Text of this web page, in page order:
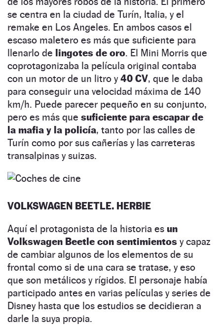
se centra en la ciudad de Turín, Italia, y el
remake en Los Angeles. En ambos casos el
escaso maletero es más que suficiente para
llenarlo de lingotes de oro. El Mini Morris que
coprotagonizaba la película original contaba
con un motor de un litro y40 CV, que le daba
para conseguir una velocidad máxima de 140
km/h. Puede parecer pequeño en su conjunto,
pero es más que suficiente para escapar de
la mafia y la policía, tanto por las calles de
Turín como por sus cañerías y las carreteras
transalpinas y suizas.
VOLKSWAGEN BEETLE. HERBIE
Aquí el protagonista de la historia es un
Volkswagen Beetle con sentimientos y capaz
de cambiar algunos de los elementos de su
frontal como si de una cara se tratase, y eso
que son metálicos y rígidos. El personaje había
participado antes en varias películas y series de
Disney hasta que los estudios se decidieran a
darle la suya propia.